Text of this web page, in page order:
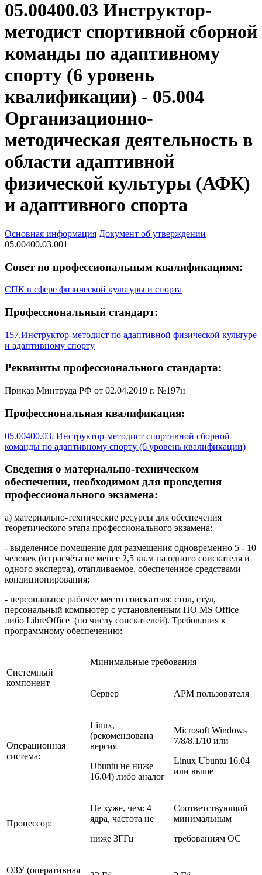
05.00400.03 Инструктор-
методист спортивной сборной
команды по адаптивному
спорту (6 уровень
квалификации) - 05.004
Организационно-
методическая деятельность в
области адаптивной
физической культуры (АФК)
и адаптивного спорта
Основная информация Документ об утверждении
05.00400.03.001
Совет по профессиональным квалификациям:
СПК в сфере физической культуры и спорта
Профессиональный стандарт:
157.Инструктор-методист по адаптивной физической культуре
и адаптивному спорту
Реквизиты профессионального стандарта:
Приказ Минтруда РФ от 02.04.2019 г. №197н
Профессиональная квалификация:
05.00400.03. Инструктор-методист спортивной сборной
команды по адаптивному спорту (6 уровень квалификации)
Сведения о материально-техническом
обеспечении, необходимом для проведения
профессионального экзамена:
а) материально-технические ресурсы для обеспечения
теоретического этапа профессионального экзамена:
- выделенное помещение для размещения одновременно 5 - 10
человек (из расчёта не менее 2,5 кв.м на одного соискателя и
одного эксперта), отапливаемое, обеспеченное средствами
кондиционирования;
- персональное рабочее место соискателя: стол, стул,
персональный компьютер с установленным ПО MS Office
либо LibreOffice (по числу соискателей). Требования к
программному обеспечению:
Системный
компонент
Минимальные требования
Сервер АРМ пользователя
Операционная
система:
Linux,
(рекомендована
версия
Ubuntu не ниже
16.04) либо аналог
Microsoft Windows
7/8/8.1/10 или
Linux Ubuntu 16.04
или выше
Процессор:
Не хуже, чем: 4
ядра, частота не
ниже 3ГГц
Соответствующий
минимальным
требованиям ОС
ОЗУ (оперативная